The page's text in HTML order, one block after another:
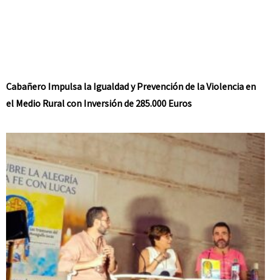
Cabañero Impulsa la Igualdad y Prevención de la Violencia en
el Medio Rural con Inversión de 285.000 Euros